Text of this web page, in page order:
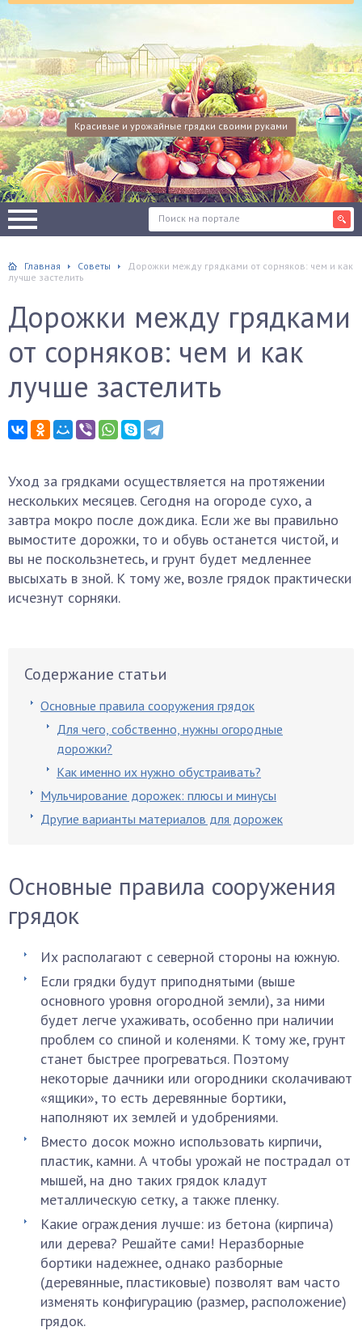
Красивые и урожайные грядки своими руками
Главная Советы
Дорожки между грядками от сорняков: чем и как
лучше застелить
Дорожки между грядками
от сорняков: чем и как
лучше застелить
Уход за грядками осуществляется на протяжении
нескольких месяцев. Сегодня на огороде сухо, а
завтра мокро после дождика. Если же вы правильно
вымостите дорожки, то и обувь останется чистой, и
вы не поскользнетесь, и грунт будет медленнее
высыхать в зной. К тому же, возле грядок практически
исчезнут сорняки.
Содержание статьи
Основные правила сооружения грядок
Для чего, собственно, нужны огородные
дорожки?
Как именно их нужно обустраивать?
Мульчирование дорожек: плюсы и минусы
Другие варианты материалов для дорожек
Основные правила сооружения
грядок
Их располагают с северной стороны на южную.
Если грядки будут приподнятыми (выше
основного уровня огородной земли), за ними
будет легче ухаживать, особенно при наличии
проблем со спиной и коленями. К тому же, грунт
станет быстрее прогреваться. Поэтому
некоторые дачники или огородники сколачивают
«ящики», то есть деревянные бортики,
наполняют их землей и удобрениями.
Вместо досок можно использовать кирпичи,
пластик, камни. А чтобы урожай не пострадал от
мышей, на дно таких грядок кладут
металлическую сетку, а также пленку.
Какие ограждения лучше: из бетона (кирпича)
или дерева? Решайте сами! Неразборные
бортики надежнее, однако разборные
(деревянные, пластиковые) позволят вам часто
изменять конфигурацию (размер, расположение)
грядок.